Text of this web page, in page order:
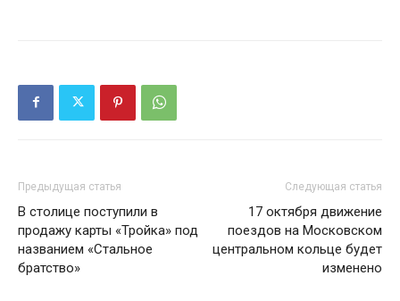
Предыдущая статья
В столице поступили в
продажу карты «Тройка» под
названием «Стальное
братство»
Следующая статья
17 октября движение
поездов на Московском
центральном кольце будет
изменено